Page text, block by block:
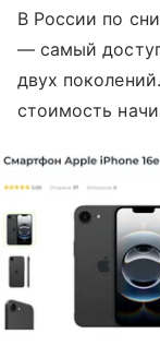
В России по
— самый
двух
стоимость